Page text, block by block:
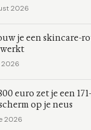
2026
je een skincare-
euro zet je een
op je neus
2026